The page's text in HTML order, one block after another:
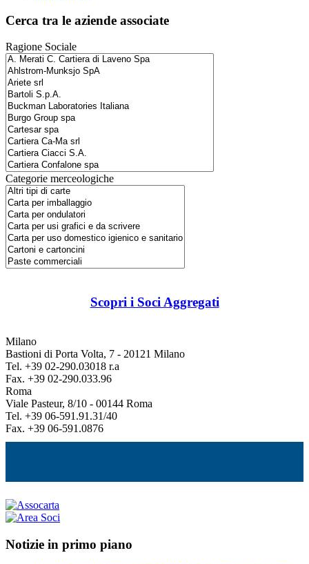
Cerca tra le aziende associate
Ragione Sociale
Categorie merceologiche
Scopri i Soci Aggregati
Milano
Bastioni di Porta Volta, 7 - 20121 Milano
Tel. +39 02-290.03018 r.a
Fax. +39 02-290.033.96
Roma
Viale Pasteur, 8/10 - 00144 Roma
Tel. +39 06-591.91.31/40
Fax. +39 06-591.0876
Notizie in primo piano